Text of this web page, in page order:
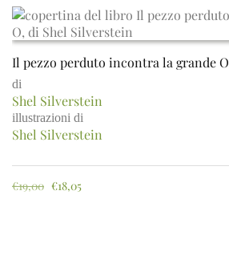
Il pezzo perduto incontra la grande O
di
Shel Silverstein
illustrazioni di
Shel Silverstein
€19,00 €18,05